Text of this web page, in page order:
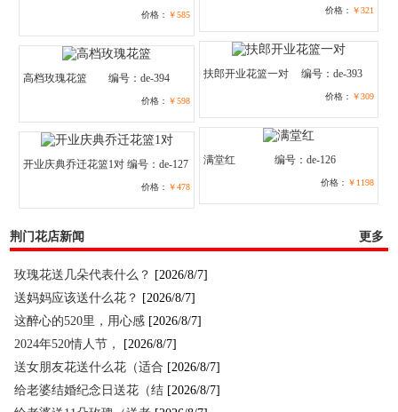
价格： ￥585 价格： ￥321
高档玫瑰花篮 编号：de-394
价格： ￥598
扶郎开业花篮一对 编号：de-393
价格： ￥309
开业庆典乔迁花篮1对 编号：de-127
价格： ￥478
满堂红 编号：de-126
价格： ￥1198
荆门花店新闻 更多
玫瑰花送几朵代表什么？ [2026/8/7]
送妈妈应该送什么花？ [2026/8/7]
这醉心的520里，用心感 [2026/8/7]
2024年520情人节，
[2026/8/7]
送女朋友花送什么花（适合 [2026/8/7]
给老婆结婚纪念日送花（结 [2026/8/7]